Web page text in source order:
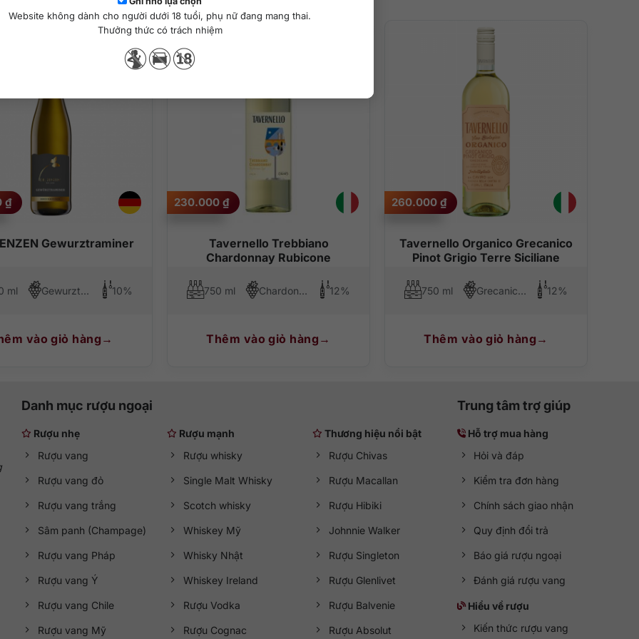
Website không dành cho người dưới 18 tuổi, phụ nữ đang mang thai.
Thưởng thức có trách nhiệm
Gewurztraminer
₫
ml Gewurztraminer 10%
vào giỏ hàng
Tavernello Trebbiano
Chardonnay Rubicone
230.000 ₫
750 ml Chardonnay, Trebbiano 12%
Thêm vào giỏ hàng
Tavernello Organico Grecanico
Pinot Grigio Terre Siciliane
260.000 ₫
750 ml Grecanico, Pinot Gris 12%
Thêm vào giỏ hàng
Danh mục rượu ngoại
Rượu nhẹ
Rượu vang
Rượu vang đỏ
Rượu vang trắng
Sâm panh (Champage)
Rượu vang Pháp
Rượu vang Ý
Rượu vang Chile
Rượu vang Mỹ
Rượu mạnh
Rượu whisky
Single Malt Whisky
Scotch whisky
Whiskey Mỹ
Whisky Nhật
Whiskey Ireland
Rượu Vodka
Rượu Cognac
Thương hiệu nổi bật
Rượu Chivas
Rượu Macallan
Rượu Hibiki
Johnnie Walker
Rượu Singleton
Rượu Glenlivet
Rượu Balvenie
Rượu Absolut
Trung tâm trợ giúp
Hỗ trợ mua hàng
Hỏi và đáp
Kiểm tra đơn hàng
Chính sách giao nhận
Quy định đổi trả
Báo giá rượu ngoại
Đánh giá rượu vang
Hiểu về rượu
Kiến thức rượu vang